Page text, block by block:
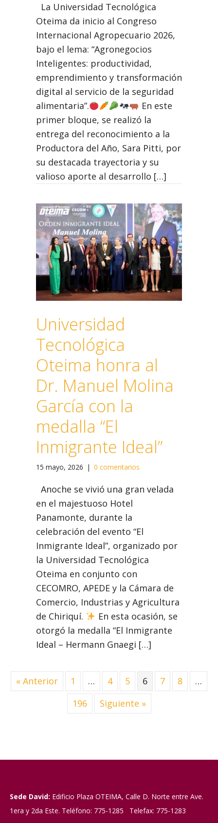
La Universidad Tecnológica
Oteima da inicio al Congreso
Internacional Agropecuario 2026,
bajo el lema: “Agronegocios
Inteligentes: productividad,
emprendimiento y transformación
digital al servicio de la seguridad
alimentaria”.
En este
primer bloque, se realizó la
entrega del reconocimiento a la
Productora del Año, Sara Pitti, por
su destacada trayectoria y su
valioso aporte al desarrollo […]
Universidad
Tecnológica
Oteima honra al
Dr. Manuel Molina
García con la
medalla “El
Inmigrante Ideal”
15 mayo, 2026 | 0 comentarios
Anoche se vivió una gran velada
en el majestuoso Hotel
Panamonte, durante la
celebración del evento “El
Inmigrante Ideal”, organizado por
la Universidad Tecnológica
Oteima en conjunto con
CECOMRO, APEDE y la Cámara de
Comercio, Industrias y Agricultura
de Chiriquí.
En esta ocasión, se
otorgó la medalla “El Inmigrante
Ideal – Hermann Gnaegi […]
« Anterior 1 … 4 5 6 7 8
…
196
Siguiente »
Sede David: Edificio Plaza OTEIMA, Calle D. Norte entre Ave.
1era y 2da Este. Teléfono: 775-1285 Telefax: 775-1283